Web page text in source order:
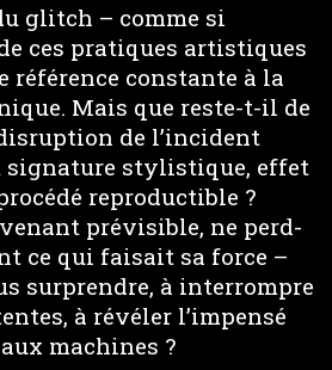
glitch – comme si
ces pratiques artistiques
référence constante à la
Mais que reste-t-il de
de l’incident
signature stylistique, effet
reproductible ?
prévisible, ne perd-
ce qui faisait sa force –
surprendre, à interrompre
à révéler l’impensé
machines ?